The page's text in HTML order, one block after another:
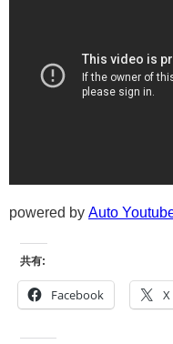
powered by Auto
共有:
Facebook X